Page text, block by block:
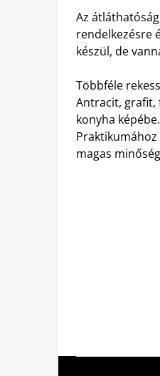
Az
rendelkezésre
készül, de
Többféle
Antracit, grafit,
konyha
magas